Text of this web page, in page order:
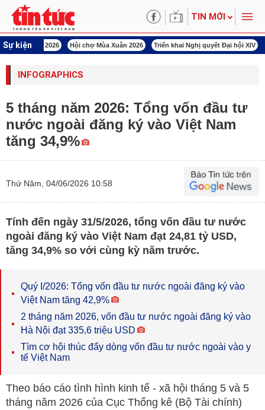
TIN MỚI
Sự kiện
Bính Ngọ 2026 Hội chợ Mùa Xuân 2026 Triển khai Nghị quyết Đại hội XIV
INFOGRAPHICS
5 tháng năm 2026: Tổng vốn đầu tư
nước ngoài đăng ký vào Việt Nam
tăng 34,9%
Thứ Năm, 04/06/2026 10:58
Tính đến ngày 31/5/2026, tổng vốn đầu tư nước
ngoài đăng ký vào Việt Nam đạt 24,81 tỷ USD,
tăng 34,9% so với cùng kỳ năm trước.
Quý I/2026: Tổng vốn đầu tư nước ngoài đăng ký vào
Việt Nam tăng 42,9%
2 tháng năm 2026, vốn đầu tư nước ngoài đăng ký vào
Hà Nội đạt 335,6 triệu USD
Tìm cơ hội thúc đẩy dòng vốn đầu tư nước ngoài vào y
tế Việt Nam
Theo báo cáo tình hình kinh tế - xã hội tháng 5 và 5
tháng năm 2026 của Cục Thống kê (Bộ Tài chính)